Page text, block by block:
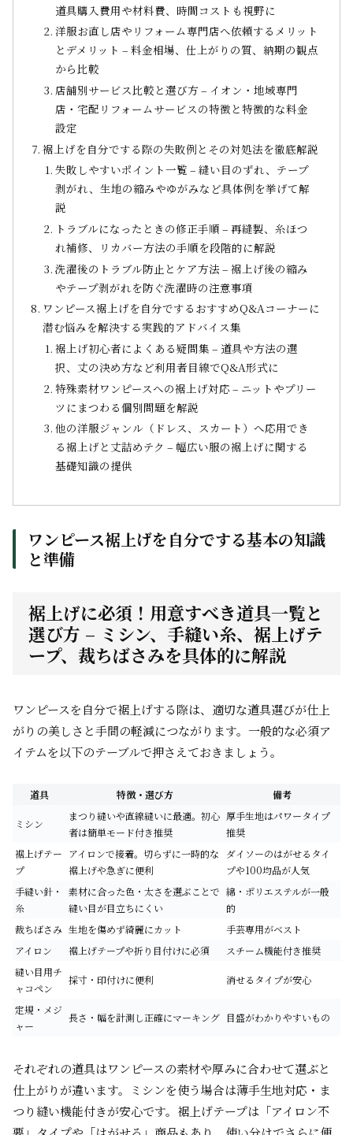
道具購入費用や材料費、時間コストも視野に
洋服お直し店やリフォーム専門店へ依頼するメリット
とデメリット – 料金相場、仕上がりの質、納期の観点
から比較
店舗別サービス比較と選び方 – イオン・地域専門
店・宅配リフォームサービスの特徴と特徴的な料金
設定
裾上げを自分でする際の失敗例とその対処法を徹底解説
失敗しやすいポイント一覧 – 縫い目のずれ、テープ
剥がれ、生地の縮みやゆがみなど具体例を挙げて解
説
トラブルになったときの修正手順 – 再縫製、糸ほつ
れ補修、リカバー方法の手順を段階的に解説
洗濯後のトラブル防止とケア方法 – 裾上げ後の縮み
やテープ剥がれを防ぐ洗濯時の注意事項
ワンピース裾上げを自分でするおすすめQ&Aコーナーに
潜む悩みを解決する実践的アドバイス集
裾上げ初心者によくある疑問集 – 道具や方法の選
択、丈の決め方など利用者目線でQ&A形式に
特殊素材ワンピースへの裾上げ対応 – ニットやプリー
ツにまつわる個別問題を解説
他の洋服ジャンル（ドレス、スカート）へ応用でき
る裾上げと丈詰めテク – 幅広い服の裾上げに関する
基礎知識の提供
ワンピース裾上げを自分でする基本の知識
と準備
裾上げに必須！用意すべき道具一覧と
選び方 – ミシン、手縫い糸、裾上げテ
ープ、裁ちばさみを具体的に解説
ワンピースを自分で裾上げする際は、適切な道具選びが仕上
がりの美しさと手間の軽減につながります。一般的な必須ア
イテムを以下のテーブルで押さえておきましょう。
道具 特徴・選び方 備考
ミシン
まつり縫いや直線縫いに最適。初心
者は簡単モード付き推奨
厚手生地はパワータイプ
推奨
裾上げテー
プ
アイロンで接着。切らずに一時的な
裾上げや急ぎに便利
ダイソーのはがせるタイ
プや100均品が人気
手縫い針・
糸
素材に合った色・太さを選ぶことで
縫い目が目立ちにくい
綿・ポリエステルが一般
的
裁ちばさみ 生地を傷めず綺麗にカット
手芸専用がベスト
アイロン
裾上げテープや折り目付けに必須
スチーム機能付き推奨
縫い目用チ
ャコペン
採寸・印付けに便利 消せるタイプが安心
定規・メジ
ャー
長さ・幅を計測し正確にマーキング 目盛がわかりやすいもの
それぞれの道具はワンピースの素材や厚みに合わせて選ぶと
仕上がりが違います。ミシンを使う場合は薄手生地対応・ま
つり縫い機能付きが安心です。裾上げテープは「アイロン不